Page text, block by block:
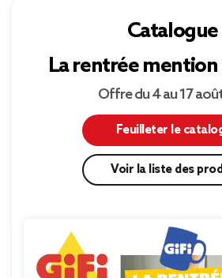
Catalogue
La rentrée mention
Offre du 4 au 17
Feuilleter le
Voir la liste des